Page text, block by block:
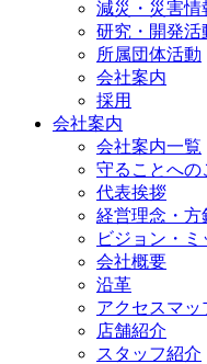
減災・災害情
研究・開発活
所属団体活動
会社案内
採用
会社案内
会社案内一覧
守ることへの
代表挨拶
経営理念・方
ビジョン・ミ
会社概要
沿革
アクセスマッ
店舗紹介
スタッフ紹介